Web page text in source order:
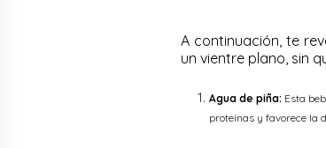
A continuación, te
un vientre plano, sin
Agua de piña: Esta
proteínas y favorece la